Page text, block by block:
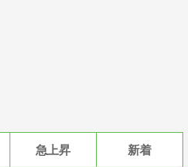
急上昇 新着